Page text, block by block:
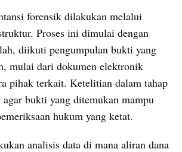
forensik dilakukan melalui
Proses ini dimulai dengan
diikuti pengumpulan bukti yang
mulai dari dokumen elektronik
pihak terkait. Ketelitian dalam tahap
bukti yang ditemukan mampu
hukum yang ketat.
analisis data di mana aliran dana